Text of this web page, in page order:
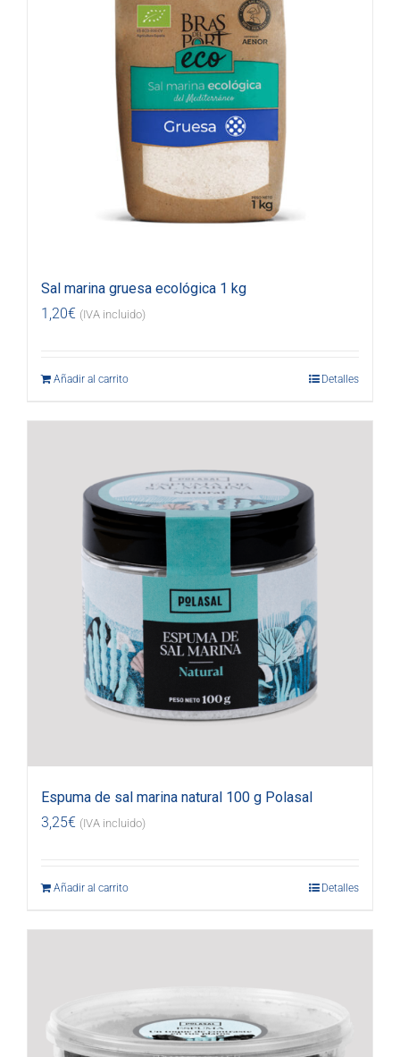
Sal marina gruesa ecológica 1 kg
1,20€ (IVA incluido)
Añadir al carrito Detalles
Espuma de sal marina natural 100 g Polasal
3,25€ (IVA incluido)
Añadir al carrito Detalles